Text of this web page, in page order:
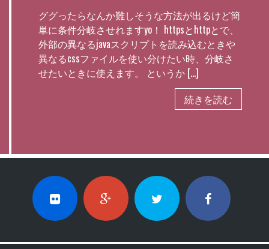
ググったらなんか難しそうな方法が出るけど簡
単に条件分岐させれますyo！ httpsとhttpとで、
外部の異なるjavaスクリプトを読み込むときや
異なるcssファイルを使い分けたい時、分岐さ
せたいときに使えます。 というか […]
続きを読む